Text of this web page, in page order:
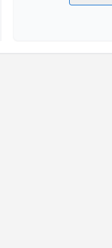
Kişisel verilerimin